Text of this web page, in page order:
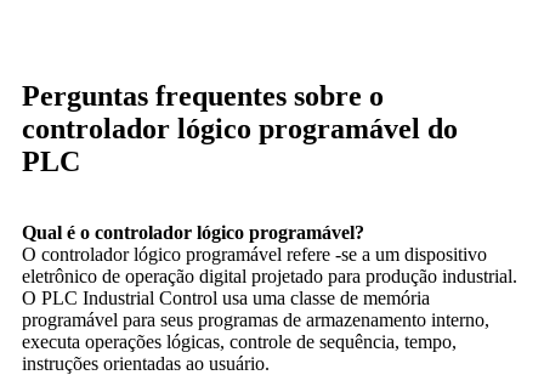
Perguntas frequentes sobre o
controlador lógico programável do
PLC
Qual é o controlador lógico programável?
O controlador lógico programável refere -se a um dispositivo
eletrônico de operação digital projetado para produção industrial.
O PLC Industrial Control usa uma classe de memória
programável para seus programas de armazenamento interno,
executa operações lógicas, controle de sequência, tempo,
instruções orientadas ao usuário.